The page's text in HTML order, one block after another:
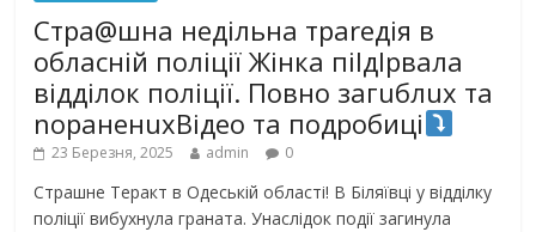
Стра@шна недільна траrедія в
обласній поліції Жінка піlдlрвала
відділок поліції. Повно загuблuх та
nораненuхВідео та подробиці
23 Березня, 2025 admin 0
Страшне Теракт в Одеській області! В Біляївці у відділку
поліції вибухнула граната. Унаслідок події загинула